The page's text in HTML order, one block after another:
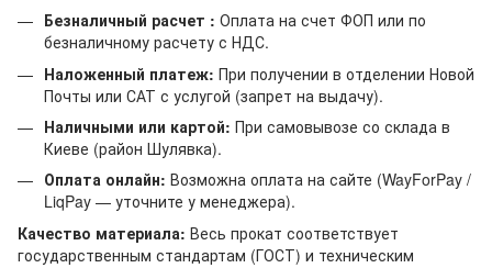
Безналичный расчет : Оплата на счет ФОП или по
безналичному расчету с НДС.
Наложенный платеж: При получении в отделении Новой
Почты или САТ с услугой (запрет на выдачу).
Наличными или картой: При самовывозе со склада в
Киеве (район Шулявка).
Оплата онлайн: Возможна оплата на сайте (WayForPay /
LiqPay — уточните у менеджера).
Качество материала: Весь прокат соответствует
государственным стандартам (ГОСТ) и техническим